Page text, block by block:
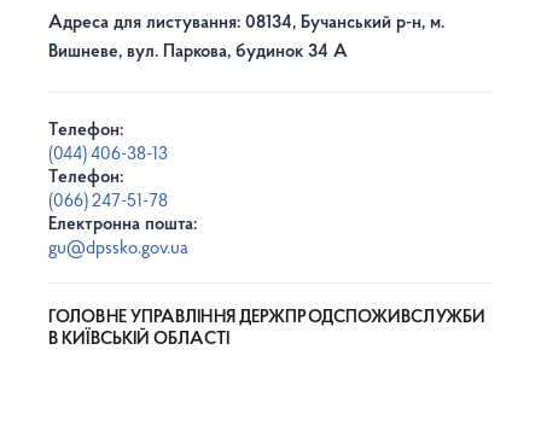
Адреса для листування: 08134, Бучанський р-н, м.
Вишневе, вул. Паркова, будинок 34 А
Телефон:
(044) 406-38-13
Телефон:
(066) 247-51-78
Електронна пошта:
gu@dpssko.gov.ua
ГОЛОВНЕ УПРАВЛІННЯ ДЕРЖПРОДСПОЖИВСЛУЖБИ
В КИЇВСЬКІЙ ОБЛАСТІ